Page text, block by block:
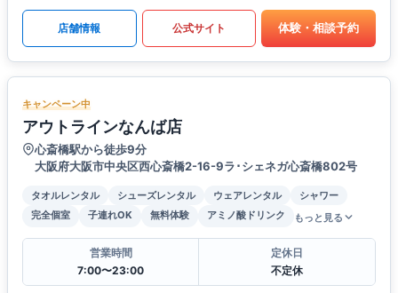
店舗情報 公式サイト 体験・相談予約
キャンペーン中
アウトラインなんば店
心斎橋駅から徒歩9分
大阪府大阪市中央区西心斎橋2-16-9ラ･シェネガ心斎橋802号
タオルレンタル シューズレンタル ウェアレンタル
シャワー
完全個室
子連れOK 無料体験 アミノ酸ドリンク もっと見る
営業時間
7:00〜23:00
定休日
不定休